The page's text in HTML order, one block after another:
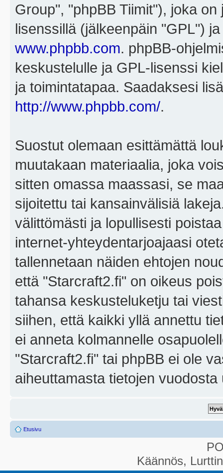
Group", "phpBB Tiimit"), joka on
lisenssillä (jälkeenpäin "GPL")
www.phpbb.com. phpBB-
keskustelulle ja GPL-lisenssi
ja toimintatapaa. Saadaksesi
http://www.phpbb.com/.
Suostut olemaan esittämättä
muutakaan materiaalia, joka
sitten omassa maassasi, se
sijoitettu tai kansainvälisiä
välittömästi ja lopullisesti
internet-yhteydentarjoajaasi
tallennetaan näiden ehtojen
että "Starcraft2.fi" on oikeus
tahansa keskusteluketju tai
siihen, että kaikki yllä annettu
ei anneta kolmannelle
"Starcraft2.fi" tai phpBB ei ole
aiheuttamasta tietojen
Etusivu
Käännös,